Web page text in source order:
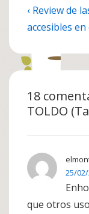
de
entradas
La
entrada
es
‹ Review de
accesibles
18
TOLDO
25/
que otros